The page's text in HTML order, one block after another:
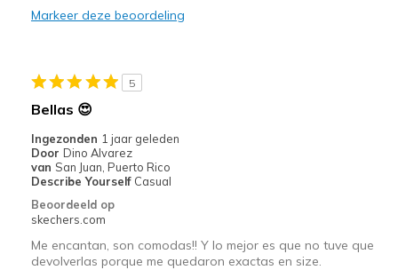
View On Shoes
I'm Into Shoes
Markeer deze beoordeling
5
Bellas 😍
Ingezonden 1 jaar geleden
Door Dino Alvarez
van San Juan, Puerto Rico
Describe Yourself Casual
Beoordeeld op
skechers.com
Me encantan, son comodas!! Y lo mejor es que no tuve que
devolverlas porque me quedaron exactas en size.